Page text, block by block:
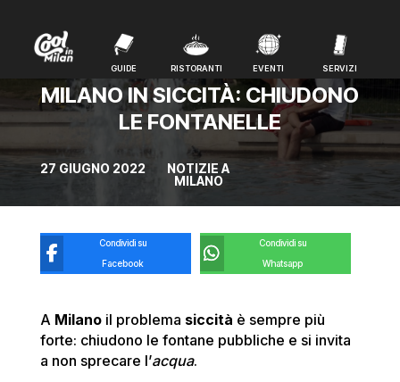
GUIDE RISTORANTI EVENTI SERVIZI
GUIDE RISTORANTI EVENTI SERVIZI
MILANO IN SICCITÀ: CHIUDONO
LE FONTANELLE
27 GIUGNO 2022
NOTIZIE A
MILANO
Condividi su
Facebook
Condividi su
Whatsapp
A Milanoil problema siccità è sempre più
forte: chiudono le fontane pubbliche e si invita
a non sprecare l’acqua.